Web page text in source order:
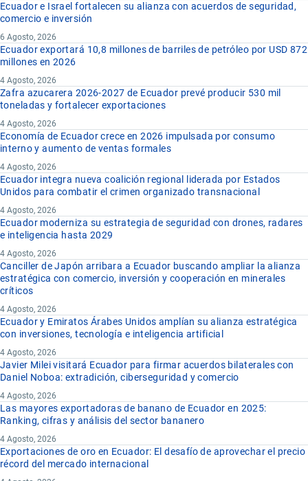
Ecuador e Israel fortalecen su alianza con acuerdos de seguridad,
comercio e inversión
6 Agosto, 2026
Ecuador exportará 10,8 millones de barriles de petróleo por USD 872
millones en 2026
4 Agosto, 2026
Zafra azucarera 2026-2027 de Ecuador prevé producir 530 mil
toneladas y fortalecer exportaciones
4 Agosto, 2026
Economía de Ecuador crece en 2026 impulsada por consumo
interno y aumento de ventas formales
4 Agosto, 2026
Ecuador integra nueva coalición regional liderada por Estados
Unidos para combatir el crimen organizado transnacional
4 Agosto, 2026
Ecuador moderniza su estrategia de seguridad con drones, radares
e inteligencia hasta 2029
4 Agosto, 2026
Canciller de Japón arribara a Ecuador buscando ampliar la alianza
estratégica con comercio, inversión y cooperación en minerales
críticos
4 Agosto, 2026
Ecuador y Emiratos Árabes Unidos amplían su alianza estratégica
con inversiones, tecnología e inteligencia artificial
4 Agosto, 2026
Javier Milei visitará Ecuador para firmar acuerdos bilaterales con
Daniel Noboa: extradición, ciberseguridad y comercio
4 Agosto, 2026
Las mayores exportadoras de banano de Ecuador en 2025:
Ranking, cifras y análisis del sector bananero
4 Agosto, 2026
Exportaciones de oro en Ecuador: El desafío de aprovechar el precio
récord del mercado internacional